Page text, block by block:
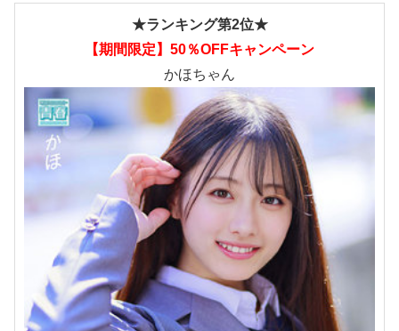
★ランキング第2位★
【期間限定】50％OFFキャンペーン
かほちゃん